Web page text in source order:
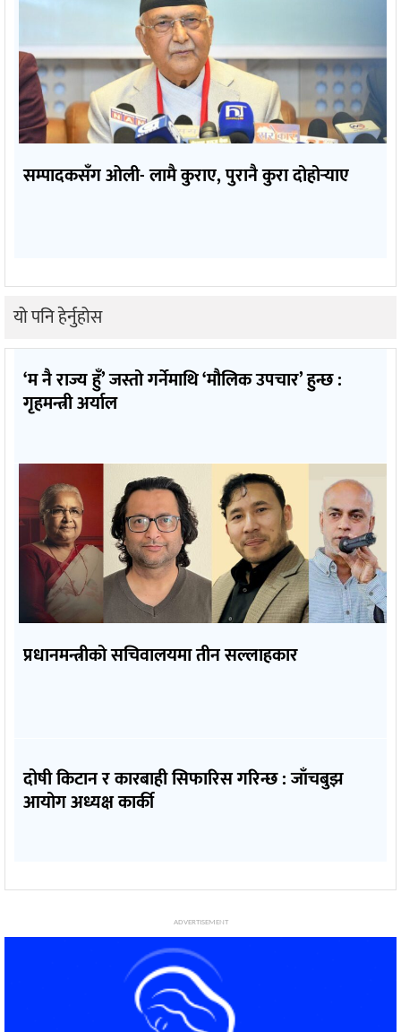
सम्पादकसँग ओली- लामै कुराए, पुरानै कुरा दोहोर्‍याए
यो पनि हेर्नुहोस
‘म नै राज्य हुँ’ जस्तो गर्नेमाथि ‘मौलिक उपचार’ हुन्छ :
गृहमन्त्री अर्याल
प्रधानमन्त्रीको सचिवालयमा तीन सल्लाहकार
दोषी किटान र कारबाही सिफारिस गरिन्छ : जाँचबुझ
आयोग अध्यक्ष कार्की
ADVERTISEMENT